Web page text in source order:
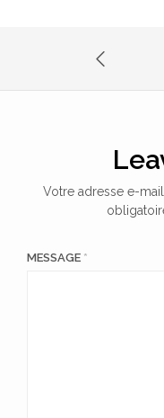
Votre adresse e-
MESSAGE *